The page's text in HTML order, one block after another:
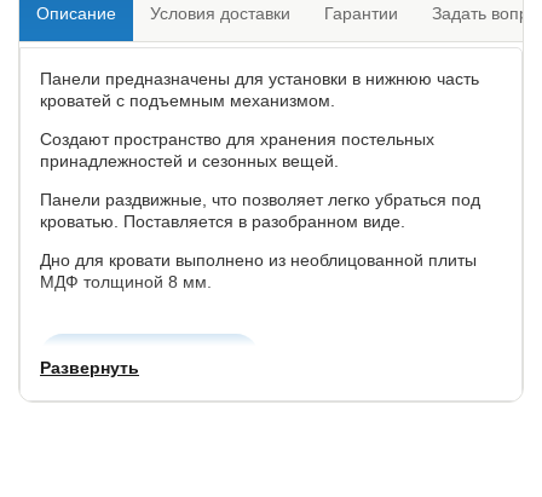
Описание Условия доставки Гарантии Задать
Панели предназначены для установки в нижнюю часть
кроватей c подъемным механизмом.
Создают пространство для хранения постельных
принадлежностей и сезонных вещей.
Панели раздвижные, что позволяет легко убраться под
кроватью. Поставляется в разобранном виде.
Дно для кровати выполнено из необлицованной плиты
МДФ толщиной 8 мм.
Развернуть